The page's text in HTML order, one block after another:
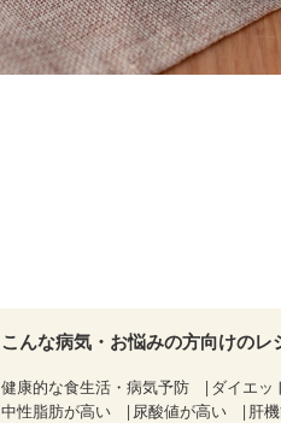
こんな病気・お悩みの方向けのレ
健康的な食生活・病気予防 ダイエッ
中性脂肪が高い
尿酸値が高い 肝